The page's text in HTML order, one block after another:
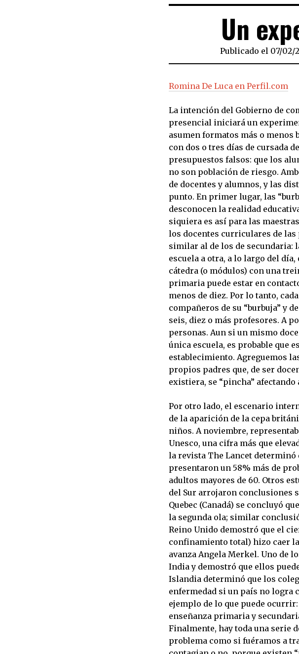
Un
Publicado el 07/02/
Romina De Luca en Perfil.com
La intención del Gobierno de
presencial iniciará un
asumen formatos más o menos
con dos o tres días de cursada
presupuestos falsos: que los
no son población de riesgo.
de docentes y alumnos, y las
punto. En primer lugar, las
desconocen la realidad
siquiera es así para las
los docentes curriculares de
similar al de los de secundaria:
escuela a otra, a lo largo del
cátedra (o módulos) con una
primaria puede estar en
menos de diez. Por lo tanto,
compañeros de su “burbuja” y
seis, diez o más profesores. A
personas. Aun si un mismo
única escuela, es probable que
establecimiento. Agreguemos
propios padres que, de ser
existiera, se “pincha”
Por otro lado, el escenario
de la aparición de la cepa
niños. A noviembre,
Unesco, una cifra más que
la revista The Lancet determinó
presentaron un 58% más de
adultos mayores de 60. Otros
del Sur arrojaron conclusiones
Quebec (Canadá) se concluyó
la segunda ola; similar
Reino Unido demostró que el
confinamiento total) hizo caer
avanza Angela Merkel. Uno de
India y demostró que ellos
Islandia determinó que los
enfermedad si un país no logra
ejemplo de lo que puede
enseñanza primaria y
Finalmente, hay toda una serie
problema como si fuéramos a